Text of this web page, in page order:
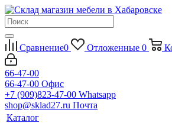
Сравнение0 Отложенные 0
66-47-00
66-47-00 Офис
+7 (909)823-47-00 Whatsapp
shop@sklad27.ru Почта
Каталог